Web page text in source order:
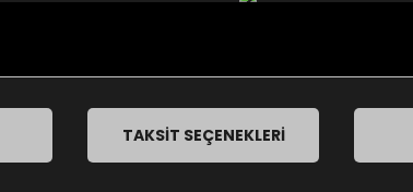
TAKSIT SEÇENEKLERI